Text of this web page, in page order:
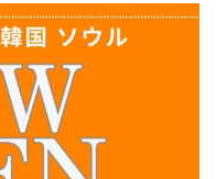
が飛び出してくるような